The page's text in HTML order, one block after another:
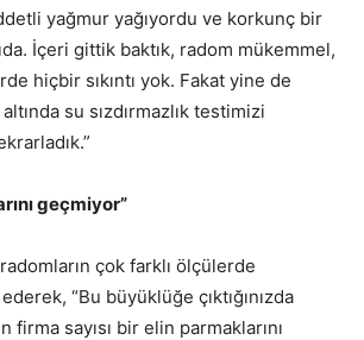
yağmur yağıyordu ve korkunç bir
İçeri gittik baktık, radom mükemmel,
hiçbir sıkıntı yok. Fakat yine de
su sızdırmazlık testimizi
geçmiyor”
çok farklı ölçülerde
“Bu büyüklüğe çıktığınızda
firma sayısı bir elin parmaklarını